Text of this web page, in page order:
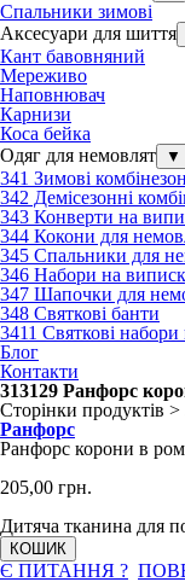
Спальники зимові
Аксесуари для шиття
Кант бавовняний
Мереживо
Наповнювач
Карнизи
Коса бейка
Одяг для немовлят
▼
341 Зимові
342 Демісезонні
343 Конверти на
344 Кокони для
345 Спальники для
346 Набори на
347 Шапочки для
348 Святкові банти
3411 Святкові
Блог
Контакти
313129 Ранфорс
Сторінки продуктів
Ранфорс
Ранфорс корони в
205,00 грн.
Дитяча тканина для
КОШИК
Є ПИТАННЯ ?